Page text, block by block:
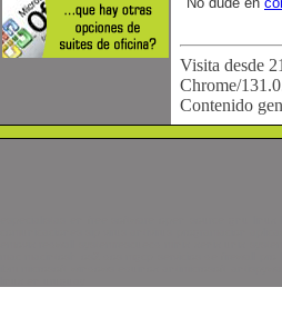
Visita desde
Chrome/
Contenido